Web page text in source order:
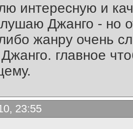
интересную и
Джанго - но
жанру очень
главное
23:55